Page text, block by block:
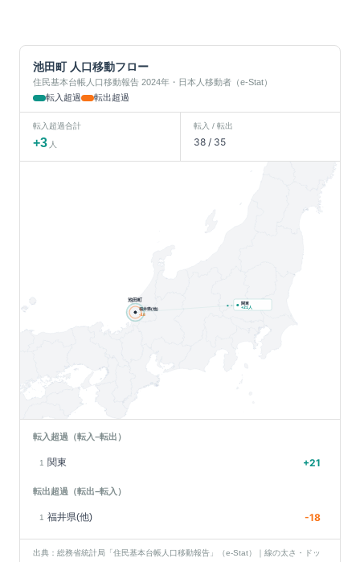
池田町人口移動フロー
住民基本台帳人口移動報告 2024年・日本人移動者（e-Stat）
転入超過
転出超過
転入超過合計
+3 人
転入 / 転出
38/ 35
福井県(他)
-18
池田町
関東
+21人
転入超過（転入−転出）
1 関東 +21
転出超過（転出−転入）
1 福井県(他) -18
出典：総務省統計局「住民基本台帳人口移動報告」（e-Stat）｜線の太さ・ドッ